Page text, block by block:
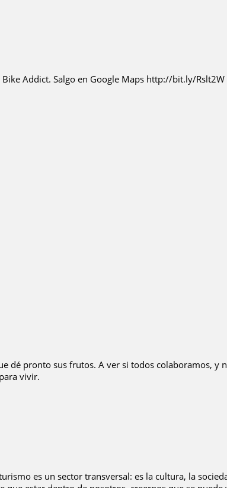
Addict. Salgo en Google Maps http://bit.ly/Rslt2W
dé pronto sus frutos. A ver si todos colaboramos,
vivir.
es un sector transversal: es la cultura, la